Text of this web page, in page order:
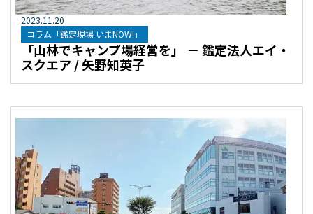
2023.11 .20
コラム「鑑定現場 いまNOW!」
「山林でキャンプ場経営を」 － 鑑定法人エイ・
スクエア / 矢野知英子